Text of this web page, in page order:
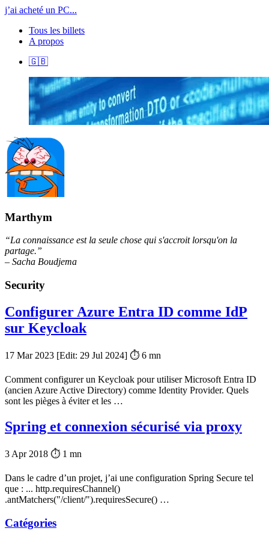
j’ai acheté un PC...
Tous les billets
A propos
🇬🇧
Marthym
“La connaissance est la seule chose qui s'accroit lorsqu'on la
partage.”
– Sacha Boudjema
Security
Configurer Azure Entra ID comme IdP
sur Keycloak
17 Mar 2023 [Edit: 29 Jul 2024] ⏱ 6 mn
Comment configurer un Keycloak pour utiliser Microsoft Entra ID
(ancien Azure Active Directory) comme Identity Provider. Quels
sont les pièges à éviter et les …
Spring et connexion sécurisé via proxy
3 Apr 2018 ⏱ 1 mn
Dans le cadre d’un projet, j’ai une configuration Spring Secure tel
que : ... http.requiresChannel()
.antMatchers("/client/").requiresSecure() …
Catégories